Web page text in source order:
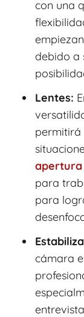
con una
debido a
Lentes:
permitirá
apertura
para
para
cámara